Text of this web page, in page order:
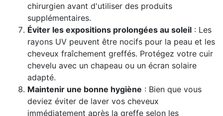
chirurgien avant d'utiliser des produits
supplémentaires.
Éviter les expositions prolongées au soleil : Les
rayons UV peuvent être nocifs pour la peau et les
cheveux fraîchement greffés. Protégez votre cuir
chevelu avec un chapeau ou un écran solaire
adapté.
Maintenir une bonne hygiène : Bien que vous
deviez éviter de laver vos cheveux
immédiatement après la greffe selon les